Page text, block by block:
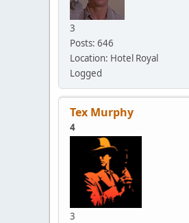
3
Posts: 646
Location: Hotel Royal
Logged
Tex Murphy
4
3